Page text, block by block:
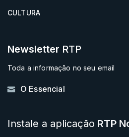
CULTURA
Newsletter RTP
Toda a informação no seu email
O Essencial
Instale a aplicação RTP